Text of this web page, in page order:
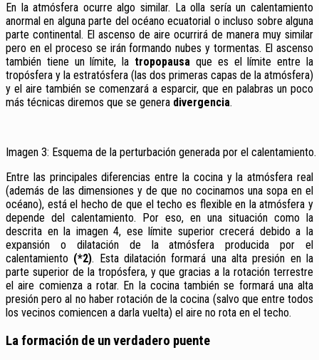
En la atmósfera ocurre algo similar. La olla sería un calentamiento
anormal en alguna parte del océano ecuatorial o incluso sobre alguna
parte continental. El ascenso de aire ocurrirá de manera muy similar
pero en el proceso se irán formando nubes y tormentas. El ascenso
también tiene un límite, la tropopausa que es el límite entre la
tropósfera y la estratósfera (las dos primeras capas de la atmósfera)
y el aire también se comenzará a esparcir, que en palabras un poco
más técnicas diremos que se genera divergencia.
Imagen 3: Esquema de la perturbación generada por el calentamiento.
Entre las principales diferencias entre la cocina y la atmósfera real
(además de las dimensiones y de que no cocinamos una sopa en el
océano), está el hecho de que el techo es flexible en la atmósfera y
depende del calentamiento. Por eso, en una situación como la
descrita en la imagen 4, ese límite superior crecerá debido a la
expansión o dilatación de la atmósfera producida por el
calentamiento (*2). Esta dilatación formará una alta presión en la
parte superior de la tropósfera, y que gracias a la rotación terrestre
el aire comienza a rotar. En la cocina también se formará una alta
presión pero al no haber rotación de la cocina (salvo que entre todos
los vecinos comiencen a darla vuelta) el aire no rota en el techo.
La formación de un verdadero puente